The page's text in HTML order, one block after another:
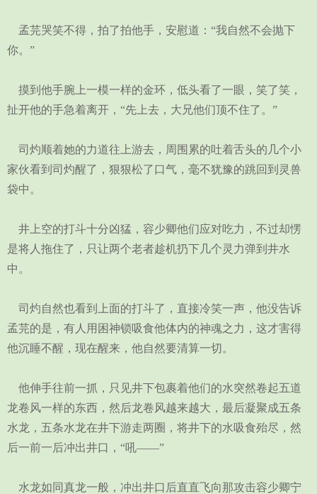
孟芫哭笑不得，拍了拍他手，安慰道：“我自然不会抛下
你。”
摸到他手腕上一模一样的金环，低头看了一眼，笑了笑，
扯开他的手急着离开，“先上去，大兄他们顶不住了。”
司灼顺着她的力道往上游去，周围累的吐着舌头的几个小
家伙看到司灼醒了，狠狠松了口气，毫不犹豫的跳回到灵兽
袋中。
井上空的打斗十分凶猛，容少卿他们应对吃力，不过却愣
是将人拖住了，只让两个老者趁机扔下几个灵力弹到井水
中。
司灼自然也看到上面的打斗了，直接冷笑一声，他没告诉
孟芫的是，有人用困神锁吸食他体内的神魂之力，这才害得
他沉睡不醒，现在醒来，他自然要清算一切。
他伸手往前一抓，只见井下包裹着他们的水突然卷起五道
龙卷风一样的东西，然后龙卷风越来越大，最后凝聚成五条
水龙，五条水龙在井下游走两圈，将井下的水吸食殆尽，然
后一前一后冲出井口，“吼——”
水龙如同真龙一般，冲出井口后直直飞向那攻击容少卿宁